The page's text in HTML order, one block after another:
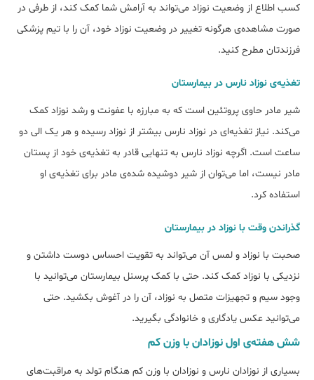
کسب اطلاع از وضعیت نوزاد می‌تواند به آرامش شما کمک کند، از طرفی در
صورت مشاهده‌ی هرگونه تغییر در وضعیت نوزاد خود، آن را با تیم پزشکی
فرزندتان مطرح کنید.
تغذیه‌ی نوزاد نارس در بیمارستان
شیر مادر حاوی پروتئین است که به مبارزه با عفونت و رشد نوزاد کمک
می‌کند. نیاز تغذیه‌ای در نوزاد نارس بیشتر از نوزاد رسیده و هر یک الی دو
ساعت است. اگرچه نوزاد نارس به تنهایی قادر به تغذیه‌ی خود از پستان
مادر نیست، اما می‌توان از شیر دوشیده شده‌ی مادر برای تغذیه‌ی او
استفاده کرد.
گذراندن وقت با نوزاد در بیمارستان
صحبت با نوزاد و لمس آن می‌تواند به تقویت احساس دوست داشتن و
نزدیکی با نوزاد کمک کند. حتی با کمک پرسنل بیمارستان می‌توانید با
وجود سیم و تجهیزات متصل به نوزاد، آن را در آغوش بکشید. حتی
می‌توانید عکس یادگاری و خانوادگی بگیرید.
شش هفته‌ی اول نوزادان با وزن کم
بسیاری از نوزادان نارس و نوزادان با وزن کم هنگام تولد به مراقبت‌های